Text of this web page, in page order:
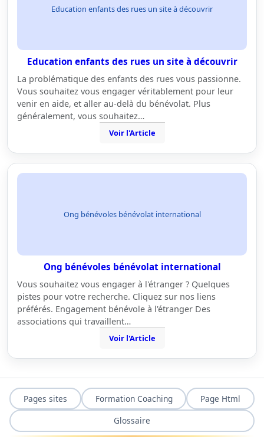
Education enfants des rues un site à découvrir
Education enfants des rues un site à découvrir
La problématique des enfants des rues vous passionne.
Vous souhaitez vous engager véritablement pour leur
venir en aide, et aller au-delà du bénévolat. Plus
généralement, vous souhaitez…
Voir l'Article
Ong bénévoles bénévolat international
Ong bénévoles bénévolat international
Vous souhaitez vous engager à l'étranger ? Quelques
pistes pour votre recherche. Cliquez sur nos liens
préférés. Engagement bénévole à l'étranger Des
associations qui travaillent…
Voir l'Article
Pages sites Formation Coaching
Page Html
Glossaire